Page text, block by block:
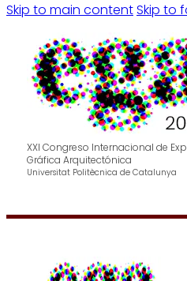
Skip to main contentSkip to
XXI Congreso Internacional de
Gráfica Arquitectónica
Universitat Politècnica de Catalunya